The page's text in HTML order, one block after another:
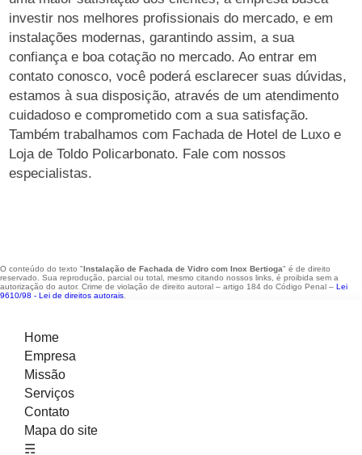
investir nos melhores profissionais do mercado, e em
instalações modernas, garantindo assim, a sua
confiança e boa cotação no mercado. Ao entrar em
contato conosco, você poderá esclarecer suas dúvidas,
estamos à sua disposição, através de um atendimento
cuidadoso e comprometido com a sua satisfação.
Também trabalhamos com Fachada de Hotel de Luxo e
Loja de Toldo Policarbonato. Fale com nossos
especialistas.
O conteúdo do texto "Instalação de Fachada de Vidro com Inox Bertioga" é de direito
reservado. Sua reprodução, parcial ou total, mesmo citando nossos links, é proibida sem a
autorização do autor. Crime de violação de direito autoral – artigo 184 do Código Penal – Lei
9610/98 - Lei de direitos autorais
Home
Empresa
Missão
Serviços
Contato
Mapa do site
☴